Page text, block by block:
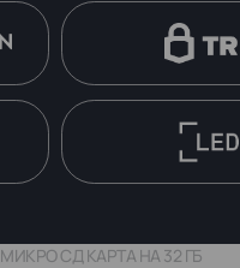
МИКРО СД КАРТА НА 32 ГБ